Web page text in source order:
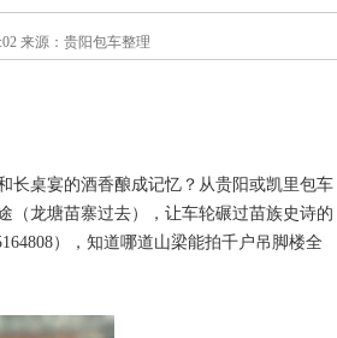
来源：贵阳包车整理
长桌宴的酒香酿成记忆？从贵阳或凯里包车
（龙塘苗寨过去），让车轮碾过苗族史诗的
），知道哪道山梁能拍千户吊脚楼全